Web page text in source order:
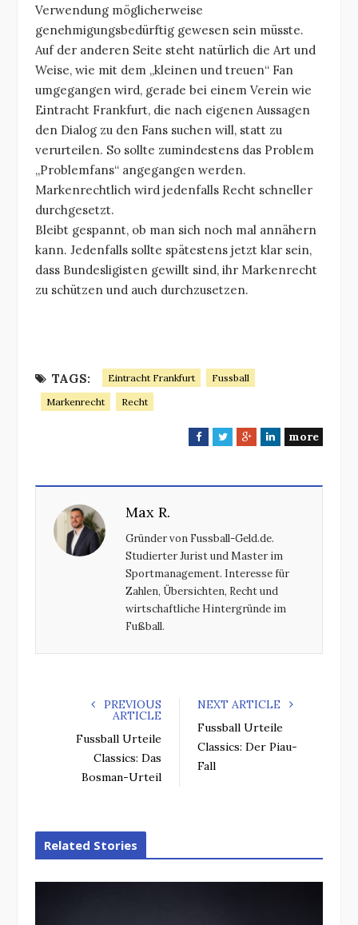
Verwendung möglicherweise
genehmigungsbedürftig gewesen sein müsste.
Auf der anderen Seite steht natürlich die Art und
Weise, wie mit dem „kleinen und treuen“ Fan
umgegangen wird, gerade bei einem Verein wie
Eintracht Frankfurt, die nach eigenen Aussagen
den Dialog zu den Fans suchen will, statt zu
verurteilen. So sollte zumindestens das Problem
„Problemfans“ angegangen werden.
Markenrechtlich wird jedenfalls Recht schneller
durchgesetzt.
Bleibt gespannt, ob man sich noch mal annähern
kann. Jedenfalls sollte spätestens jetzt klar sein,
dass Bundesligisten gewillt sind, ihr Markenrecht
zu schützen und auch durchzusetzen.
TAGS: Eintracht Frankfurt
Fussball
Markenrecht
Recht
F
T
G
L
more
Max R.
Gründer von Fussball-Geld.de.
Studierter Jurist und Master im
Sportmanagement. Interesse für
Zahlen, Übersichten, Recht und
wirtschaftliche Hintergründe im
Fußball.
PREVIOUS
ARTICLE
Fussball Urteile
Classics: Das
Bosman-Urteil
NEXT ARTICLE
Fussball Urteile
Classics: Der Piau-
Fall
Related Stories